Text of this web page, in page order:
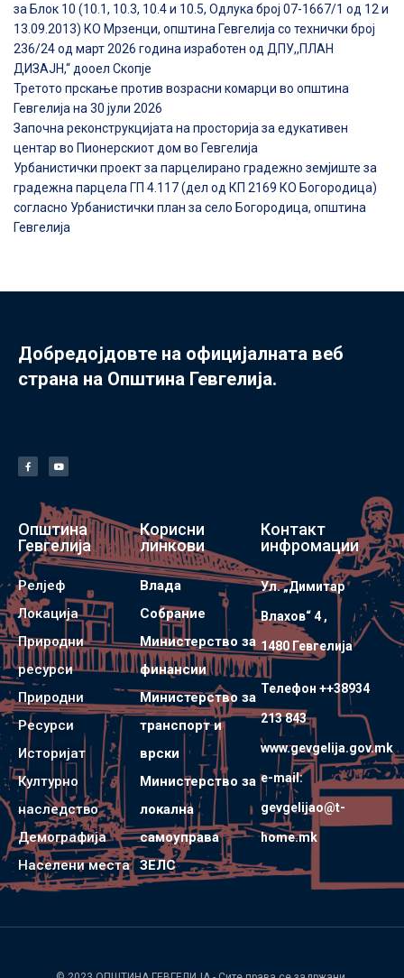
за Блок 10 (10.1, 10.3, 10.4 и 10.5, Одлука број 07-1667/1 од 12 и
13.09.2013) КО Мрзенци, општина Гевгелија со технички број
236/24 од март 2026 година изработен од ДПУ,,ПЛАН
ДИЗАЈН,“ дооел Скопје
Третото прскање против возрасни комарци во општина
Гевгелија на 30 јули 2026
Започна реконструкцијата на просторија за едукативен
центар во Пионерскиот дом во Гевгелија
Урбанистички проект за парцелирано градежно земјиште за
градежна парцела ГП 4.117 (дел од КП 2169 КО Богородица)
согласно Урбанистички план за село Богородица, општина
Гевгелија
Добредојдовте на официјалната веб
страна на Општина Гевгелија.
Општина
Гевгелија
Релјеф
Локација
Природни
ресурси
Природни
Ресурси
Историјат
Културно
наследство
Демографија
Населени места
Корисни
линкови
Влада
Собрание
Министерство за
финансии
Министерство за
транспорт и
врски
Министерство за
локална
самоуправа
ЗЕЛС
Контакт
инфромации
Ул. „Димитар
Влахов“ 4 ,
1480 Гевгелијa
Телефон ++38934
213 843
www.gevgelija.gov.mk
e-mail:
gevgelijao@t-
home.mk